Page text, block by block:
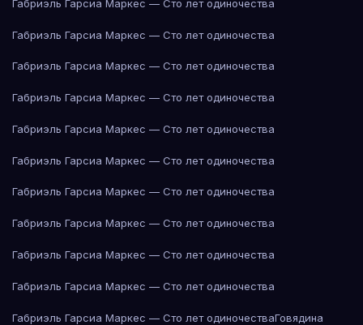
Габриэль Гарсиа Маркес — Сто лет одиночества
Габриэль Гарсиа Маркес — Сто лет одиночества
Габриэль Гарсиа Маркес — Сто лет одиночества
Габриэль Гарсиа Маркес — Сто лет одиночества
Габриэль Гарсиа Маркес — Сто лет одиночества
Габриэль Гарсиа Маркес — Сто лет одиночества
Габриэль Гарсиа Маркес — Сто лет одиночества
Габриэль Гарсиа Маркес — Сто лет одиночества
Габриэль Гарсиа Маркес — Сто лет одиночества
Габриэль Гарсиа Маркес — Сто лет одиночества
Габриэль Гарсиа Маркес — Сто лет одиночестваГовядина